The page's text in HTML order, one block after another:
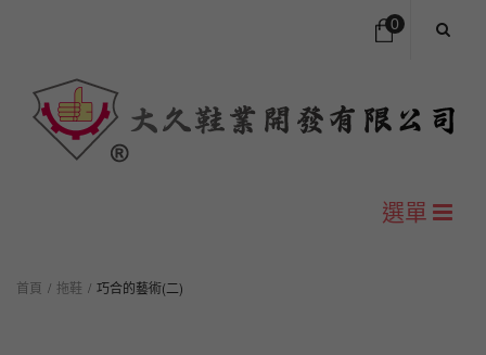
0
選單
首頁
首頁 / 拖鞋 / 巧合的藝術(二)